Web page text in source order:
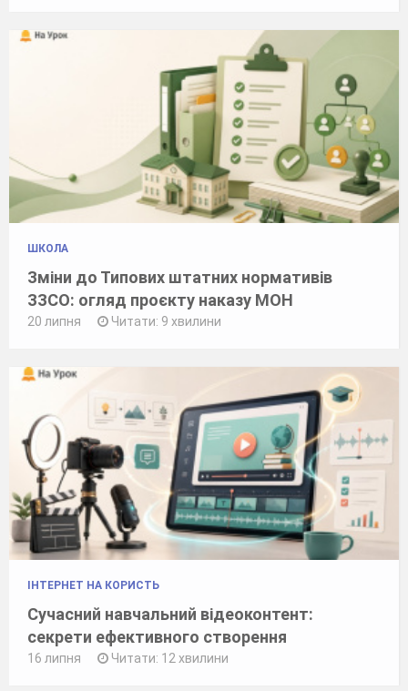
ШКОЛА
Зміни до Типових штатних нормативів
ЗЗСО: огляд проєкту наказу МОН
20 липня Читати: 9 хвилини
ІНТЕРНЕТ НА КОРИСТЬ
Сучасний навчальний відеоконтент:
секрети ефективного створення
16 липня Читати: 12 хвилини